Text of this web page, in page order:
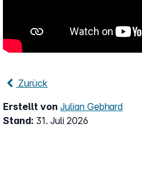
Zurück
Erstellt von Julian Gebhard
Stand: 31. Juli 2026